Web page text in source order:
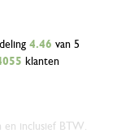
4.46 van 5
klanten
en inclusief BTW.